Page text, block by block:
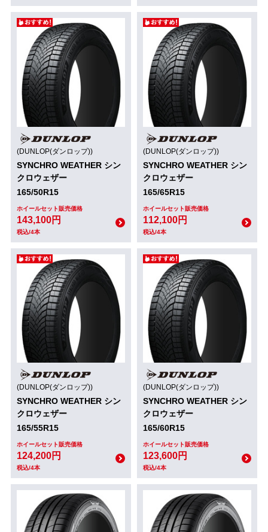
(DUNLOP(ダンロップ))
SYNCHRO WEATHER シン
クロウェザー
165/50R15
ホイールセット販売価格
143,100円
税込/4本
(DUNLOP(ダンロップ))
SYNCHRO WEATHER シン
クロウェザー
165/65R15
ホイールセット販売価格
112,100円
税込/4本
(DUNLOP(ダンロップ))
SYNCHRO WEATHER シン
クロウェザー
165/55R15
ホイールセット販売価格
124,200円
税込/4本
(DUNLOP(ダンロップ))
SYNCHRO WEATHER シン
クロウェザー
165/60R15
ホイールセット販売価格
123,600円
税込/4本